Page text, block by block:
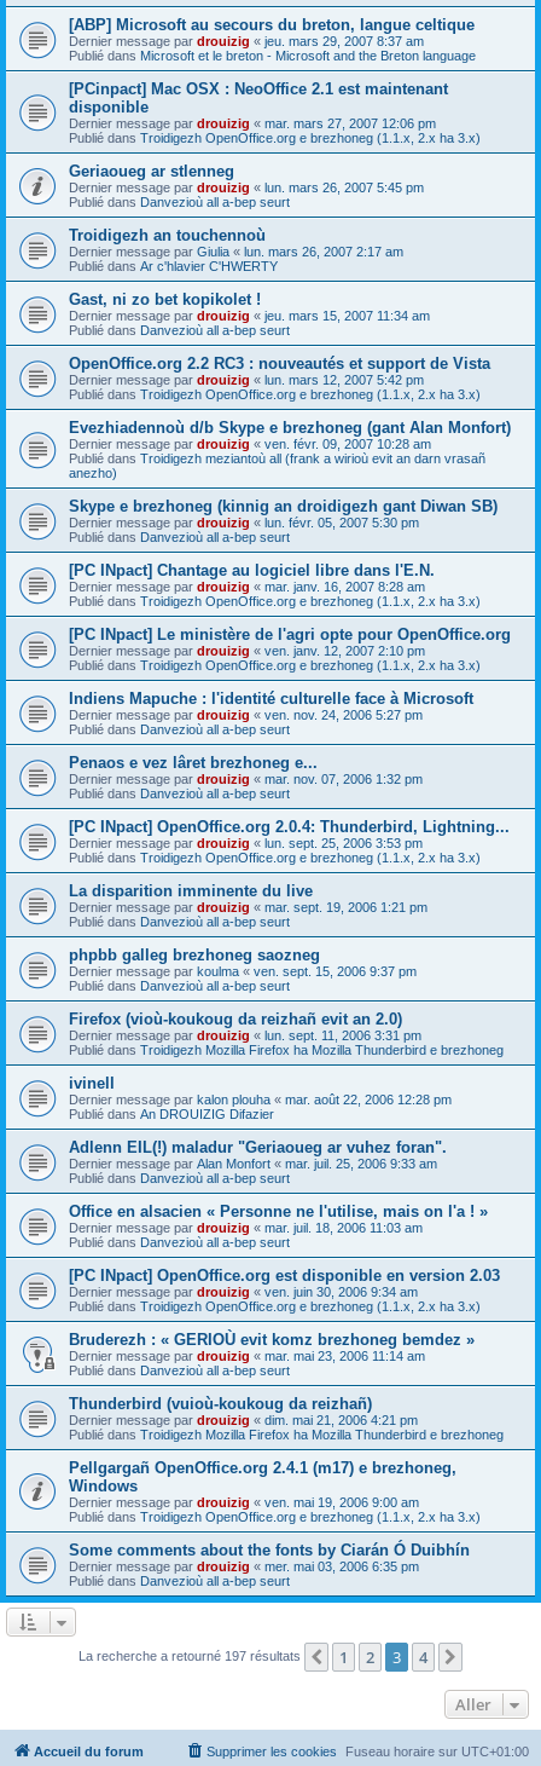
[ABP] Microsoft au secours du breton, langue celtique
Dernier message par drouizig « jeu. mars 29, 2007 8:37 am
Publié dans Microsoft et le breton - Microsoft and the Breton language
[PCinpact] Mac OSX : NeoOffice 2.1 est maintenant
disponible
Dernier message par drouizig « mar. mars 27, 2007 12:06 pm
Publié dans Troidigezh OpenOffice.org e brezhoneg (1.1.x, 2.x ha 3.x)
Geriaoueg ar stlenneg
Dernier message par drouizig « lun. mars 26, 2007 5:45 pm
Publié dans Danvezioù all a-bep seurt
Troidigezh an touchennoù
Dernier message par Giulia « lun. mars 26, 2007 2:17 am
Publié dans Ar c'hlavier C'HWERTY
Gast, ni zo bet kopikolet !
Dernier message par drouizig « jeu. mars 15, 2007 11:34 am
Publié dans Danvezioù all a-bep seurt
OpenOffice.org 2.2 RC3 : nouveautés et support de Vista
Dernier message par drouizig « lun. mars 12, 2007 5:42 pm
Publié dans Troidigezh OpenOffice.org e brezhoneg (1.1.x, 2.x ha 3.x)
Evezhiadennoù d/b Skype e brezhoneg (gant Alan Monfort)
Dernier message par drouizig « ven. févr. 09, 2007 10:28 am
Publié dans Troidigezh meziantoù all (frank a wirioù evit an darn vrasañ
anezho)
Skype e brezhoneg (kinnig an droidigezh gant Diwan SB)
Dernier message par drouizig « lun. févr. 05, 2007 5:30 pm
Publié dans Danvezioù all a-bep seurt
[PC INpact] Chantage au logiciel libre dans l'E.N.
Dernier message par drouizig « mar. janv. 16, 2007 8:28 am
Publié dans Troidigezh OpenOffice.org e brezhoneg (1.1.x, 2.x ha 3.x)
[PC INpact] Le ministère de l'agri opte pour OpenOffice.org
Dernier message par drouizig « ven. janv. 12, 2007 2:10 pm
Publié dans Troidigezh OpenOffice.org e brezhoneg (1.1.x, 2.x ha 3.x)
Indiens Mapuche : l'identité culturelle face à Microsoft
Dernier message par drouizig « ven. nov. 24, 2006 5:27 pm
Publié dans Danvezioù all a-bep seurt
Penaos e vez lâret brezhoneg e...
Dernier message par drouizig « mar. nov. 07, 2006 1:32 pm
Publié dans Danvezioù all a-bep seurt
[PC INpact] OpenOffice.org 2.0.4: Thunderbird, Lightning...
Dernier message par drouizig « lun. sept. 25, 2006 3:53 pm
Publié dans Troidigezh OpenOffice.org e brezhoneg (1.1.x, 2.x ha 3.x)
La disparition imminente du live
Dernier message par drouizig « mar. sept. 19, 2006 1:21 pm
Publié dans Danvezioù all a-bep seurt
phpbb galleg brezhoneg saozneg
Dernier message par koulma « ven. sept. 15, 2006 9:37 pm
Publié dans Danvezioù all a-bep seurt
Firefox (vioù-koukoug da reizhañ evit an 2.0)
Dernier message par drouizig « lun. sept. 11, 2006 3:31 pm
Publié dans Troidigezh Mozilla Firefox ha Mozilla Thunderbird e brezhoneg
ivinell
Dernier message par kalon plouha « mar. août 22, 2006 12:28 pm
Publié dans An DROUIZIG Difazier
Adlenn EIL(!) maladur "Geriaoueg ar vuhez foran".
Dernier message par Alan Monfort « mar. juil. 25, 2006 9:33 am
Publié dans Danvezioù all a-bep seurt
Office en alsacien « Personne ne l'utilise, mais on l'a ! »
Dernier message par drouizig « mar. juil. 18, 2006 11:03 am
Publié dans Danvezioù all a-bep seurt
[PC INpact] OpenOffice.org est disponible en version 2.03
Dernier message par drouizig « ven. juin 30, 2006 9:34 am
Publié dans Troidigezh OpenOffice.org e brezhoneg (1.1.x, 2.x ha 3.x)
Bruderezh : « GERIOÙ evit komz brezhoneg bemdez »
Dernier message par drouizig « mar. mai 23, 2006 11:14 am
Publié dans Danvezioù all a-bep seurt
Thunderbird (vuioù-koukoug da reizhañ)
Dernier message par drouizig « dim. mai 21, 2006 4:21 pm
Publié dans Troidigezh Mozilla Firefox ha Mozilla Thunderbird e brezhoneg
Pellgargañ OpenOffice.org 2.4.1 (m17) e brezhoneg,
Windows
Dernier message par drouizig « ven. mai 19, 2006 9:00 am
Publié dans Troidigezh OpenOffice.org e brezhoneg (1.1.x, 2.x ha 3.x)
Some comments about the fonts by Ciarán Ó Duibhín
Dernier message par drouizig « mer. mai 03, 2006 6:35 pm
Publié dans Danvezioù all a-bep seurt
La recherche a retourné 197 résultats Précédent
1 2 3 4
Aller
Accueil du forum Fuseau horaire sur UTC+01:00
Supprimer les cookies